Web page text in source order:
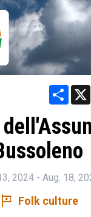
Share
2024 - Aug. 18,
tour Folk culture